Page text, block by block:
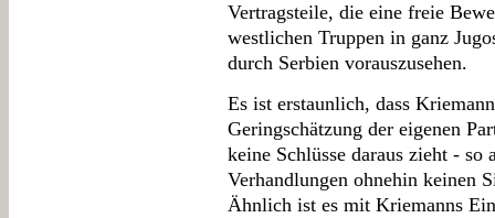
Vertragsteile, die eine freie
westlichen Truppen in ganz
durch Serbien vorauszusehen.
Es ist erstaunlich, dass
Geringschätzung der eigenen
keine Schlüsse daraus zieht -
Verhandlungen ohnehin keinen
Ähnlich ist es mit Kriemanns